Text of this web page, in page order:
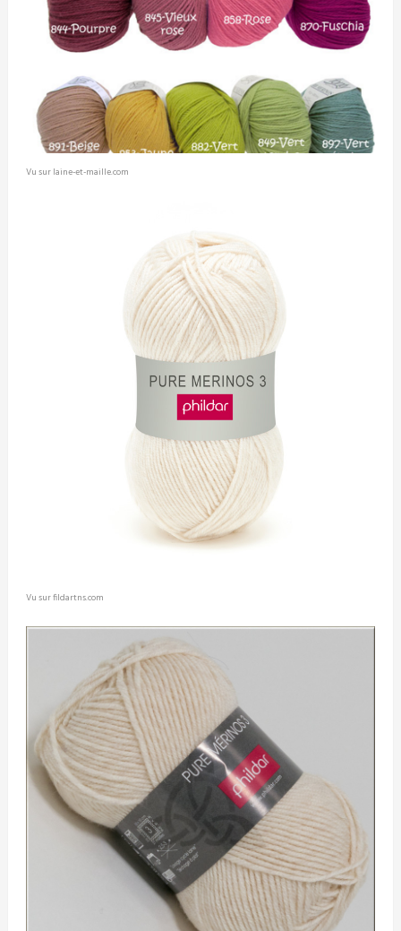
Vu sur laine-et-maille.com
Vu sur fildartns.com